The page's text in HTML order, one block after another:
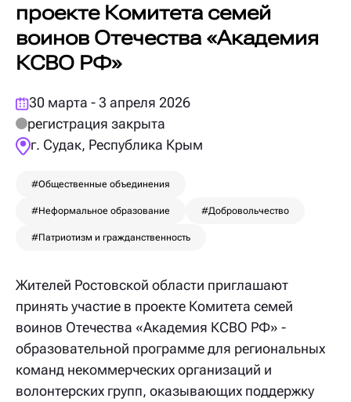
проекте Комитета семей
воинов Отечества «Академия
КСВО РФ»
30 марта - 3 апреля 2026
регистрация закрыта
г. Судак, Республика Крым
#Общественные объединения
#Неформальное образование #Добровольчество
#Патриотизм и гражданственность
Жителей Ростовской области приглашают
принять участие в проекте Комитета семей
воинов Отечества «Академия КСВО РФ» -
образовательной программе для региональных
команд некоммерческих организаций и
волонтерских групп, оказывающих поддержку